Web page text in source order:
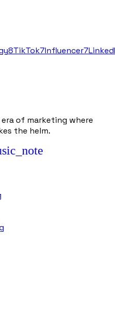
8TikTok7Influencer7
of marketing where
the helm.